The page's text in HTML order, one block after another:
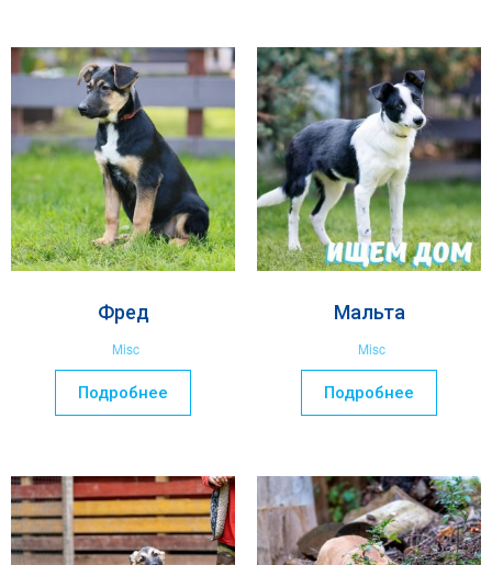
Фред
Misc
Подробнее
Мальта
Misc
Подробнее